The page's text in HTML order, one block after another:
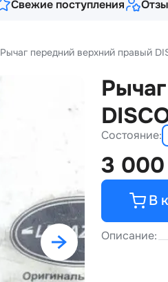
Свежие поступления
Рычаг передний верхний правый
Состояние:
3 000
В
Описание: